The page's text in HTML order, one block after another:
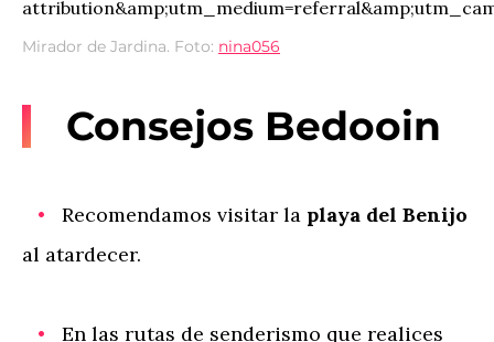
Mirador de Jardina. Foto: nina056
Consejos Bedooin
Recomendamos visitar la playa del Benijo
al atardecer.
En las rutas de senderismo que realices